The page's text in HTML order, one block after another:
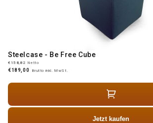
Steelcase - Be Free Cube
€158,82 Netto
€189,00 Brutto inkl. MwSt.
Jetzt kaufen